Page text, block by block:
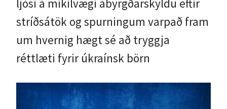
ljósi á mikilvægi ábyrgðarskyldu eftir
stríðsátök og spurningum varpað fram
um hvernig hægt sé að tryggja
réttlæti fyrir úkraínsk börn